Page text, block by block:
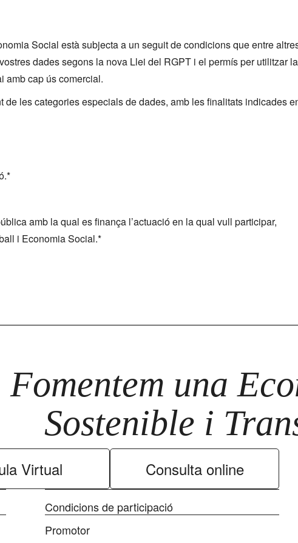
Social està subjecta a un seguit de condicions que entre
dades segons la nova Llei del RGPT i el permís per utilitzar la
amb cap ús comercial.
les categories especials de dades, amb les finalitats indicades
amb la qual es finança l’actuació en la qual vull participar,
i Economia Social.*
Fomentem una
Sostenible i
Virtual Consulta online
Condicions de participació
Promotor